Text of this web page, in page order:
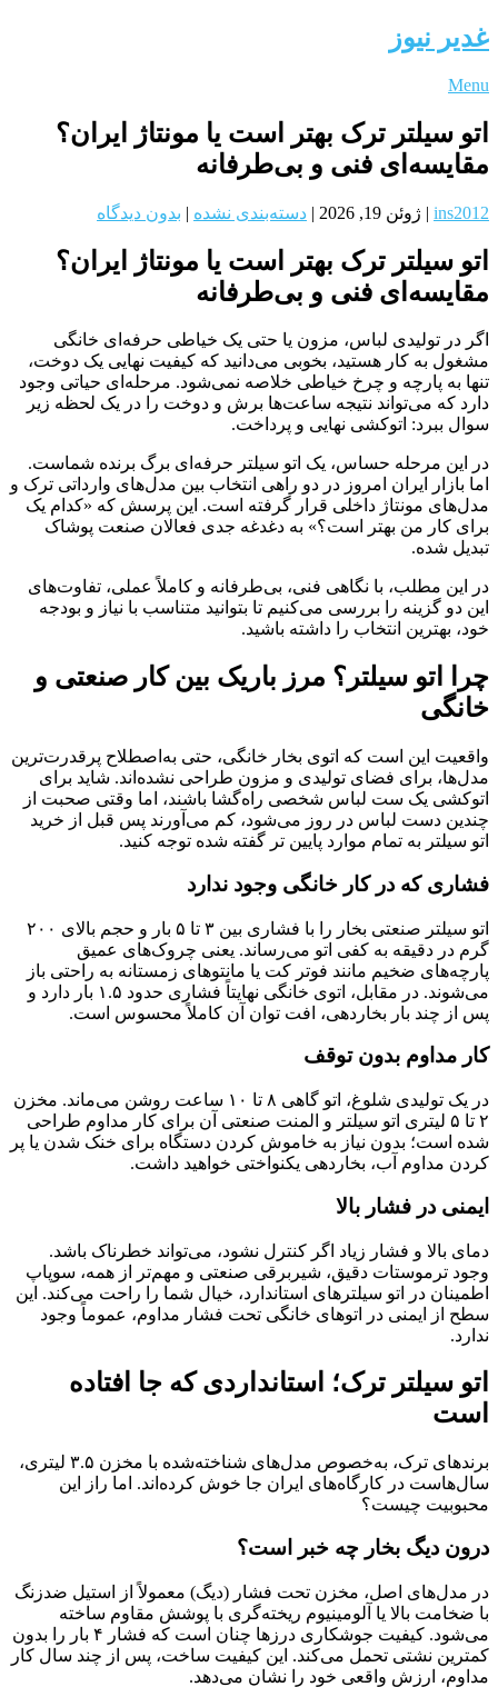
غدیر نیوز
Menu
اتو سیلتر ترک بهتر است یا مونتاژ ایران؟
مقایسه‌ای فنی و بی‌طرفانه
ins2012
| ژوئن 19, 2026 | دسته‌بندی نشده | بدون دیدگاه
اتو سیلتر ترک بهتر است یا مونتاژ ایران؟
مقایسه‌ای فنی و بی‌طرفانه
اگر در تولیدی لباس، مزون یا حتی یک خیاطی حرفه‌ای خانگی
مشغول به کار هستید، بخوبی می‌دانید که کیفیت نهایی یک دوخت،
تنها به پارچه و چرخ خیاطی خلاصه نمی‌شود. مرحله‌ای حیاتی وجود
دارد که می‌تواند نتیجه ساعت‌ها برش و دوخت را در یک لحظه زیر
سوال ببرد: اتوکشی نهایی و پرداخت.
در این مرحله حساس، یک اتو سیلتر حرفه‌ای برگ برنده شماست.
اما بازار ایران امروز در دو راهی انتخاب بین مدل‌های وارداتی ترک و
مدل‌های مونتاژ داخلی قرار گرفته است. این پرسش که «کدام یک
برای کار من بهتر است؟» به دغدغه جدی فعالان صنعت پوشاک
تبدیل شده.
در این مطلب، با نگاهی فنی، بی‌طرفانه و کاملاً عملی، تفاوت‌های
این دو گزینه را بررسی می‌کنیم تا بتوانید متناسب با نیاز و بودجه
خود، بهترین انتخاب را داشته باشید.
چرا اتو سیلتر؟ مرز باریک بین کار صنعتی و
خانگی
واقعیت این است که اتوی بخار خانگی، حتی به‌اصطلاح پرقدرت‌ترین
مدل‌ها، برای فضای تولیدی و مزون طراحی نشده‌اند. شاید برای
اتوکشی یک ست لباس شخصی راه‌گشا باشند، اما وقتی صحبت از
چندین دست لباس در روز می‌شود، کم می‌آورند پس قبل از خرید
اتو سیلتر به تمام موارد پایین تر گفته شده توجه کنید.
فشاری که در کار خانگی وجود ندارد
اتو سیلتر صنعتی بخار را با فشاری بین ۳ تا ۵ بار و حجم بالای ۲۰۰
گرم در دقیقه به کفی اتو می‌رساند. یعنی چروک‌های عمیق
پارچه‌های ضخیم مانند فوتر کت یا مانتوهای زمستانه به راحتی باز
می‌شوند. در مقابل، اتوی خانگی نهایتاً فشاری حدود ۱.۵ بار دارد و
پس از چند بار بخاردهی، افت توان آن کاملاً محسوس است.
کار مداوم بدون توقف
در یک تولیدی شلوغ، اتو گاهی ۸ تا ۱۰ ساعت روشن می‌ماند. مخزن
۲ تا ۵ لیتری اتو سیلتر و المنت صنعتی آن برای کار مداوم طراحی
شده است؛ بدون نیاز به خاموش کردن دستگاه برای خنک شدن یا پر
کردن مداوم آب، بخاردهی یکنواختی خواهید داشت.
ایمنی در فشار بالا
دمای بالا و فشار زیاد اگر کنترل نشود، می‌تواند خطرناک باشد.
وجود ترموستات دقیق، شیربرقی صنعتی و مهم‌تر از همه، سوپاپ
اطمینان در اتو سیلترهای استاندارد، خیال شما را راحت می‌کند. این
سطح از ایمنی در اتوهای خانگی تحت فشار مداوم، عموماً وجود
ندارد.
اتو سیلتر ترک؛ استانداردی که جا افتاده
است
برندهای ترک، به‌خصوص مدل‌های شناخته‌شده با مخزن ۳.۵ لیتری،
سال‌هاست در کارگاه‌های ایران جا خوش کرده‌اند. اما راز این
محبوبیت چیست؟
درون دیگ بخار چه خبر است؟
در مدل‌های اصل، مخزن تحت فشار (دیگ) معمولاً از استیل ضدزنگ
با ضخامت بالا یا آلومینیوم ریخته‌گری با پوشش مقاوم ساخته
می‌شود. کیفیت جوشکاری درزها چنان است که فشار ۴ بار را بدون
کمترین نشتی تحمل می‌کند. این کیفیت ساخت، پس از چند سال کار
مداوم، ارزش واقعی خود را نشان می‌دهد.